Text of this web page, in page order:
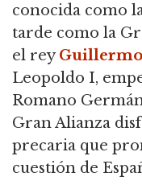
conocida como
tarde como la
el rey
Leopoldo I,
Romano
Gran Alianza
precaria que
cuestión de